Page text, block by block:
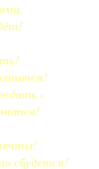
-
сбудется!